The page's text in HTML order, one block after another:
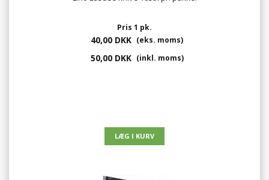
Pris 1 pk.
40,00 DKK (eks. moms)
50,00 DKK (inkl. moms)